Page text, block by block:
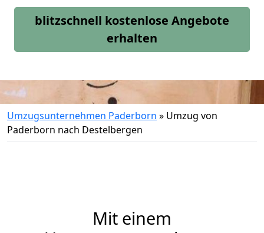
blitzschnell kostenlose Angebote
erhalten
Umzugsunternehmen Paderborn » Umzug von
Paderborn nach Destelbergen
Mit einem